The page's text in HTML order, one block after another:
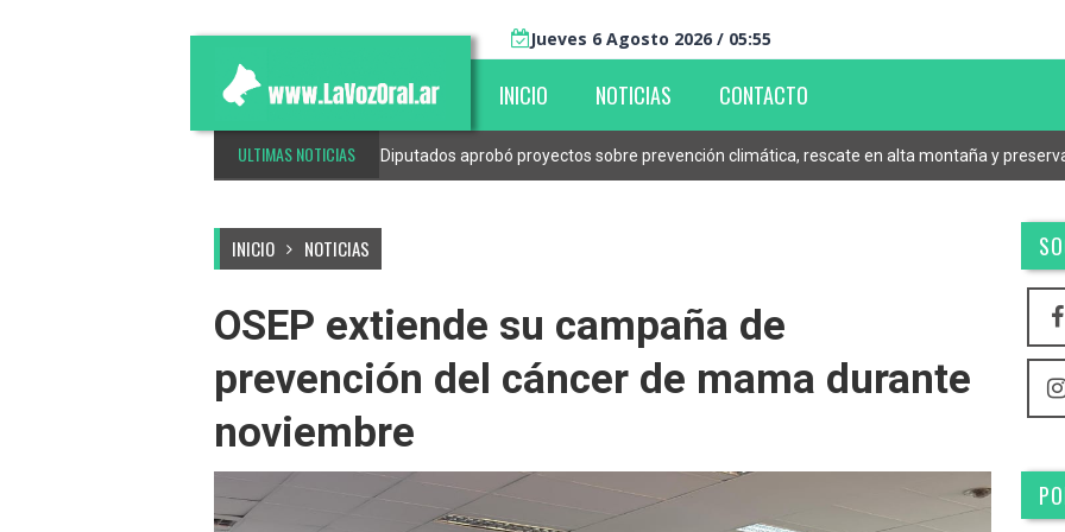
Jueves 6 Agosto 2026 / 05:55
INICIO NOTICIAS CONTACTO
ULTIMAS NOTICIAS
de mascotas e inclusión Diputados aprobó proyectos sobre prevención climática, rescate en alta montaña y
INICIO NOTICIAS
OSEP extiende su campaña de
prevención del cáncer de mama durante
noviembre